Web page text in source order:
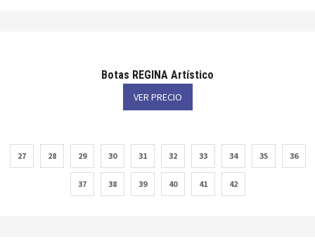
Botas REGINA Artístico
VER PRECIO
27 28 29 30 31 32 33 34 35 36
37 38 39 40 41 42